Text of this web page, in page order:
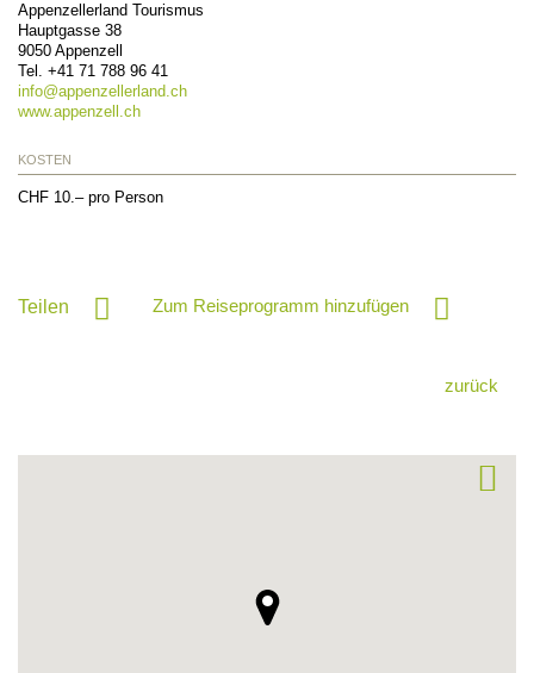
Appenzellerland Tourismus
Hauptgasse 38
9050 Appenzell
Tel. +41 71 788 96 41
info@appenzellerland.ch
www.appenzell.ch
KOSTEN
CHF 10.– pro Person
Teilen Zum Reiseprogramm hinzufügen
zurück